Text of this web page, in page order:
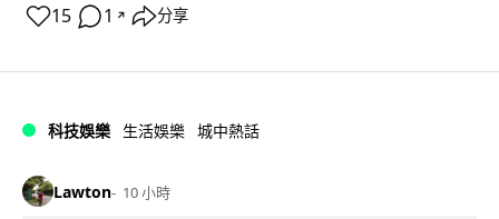
15 1 ↗ 分享
科技娛樂 生活娛樂 城中熱話
Lawton 10 小時